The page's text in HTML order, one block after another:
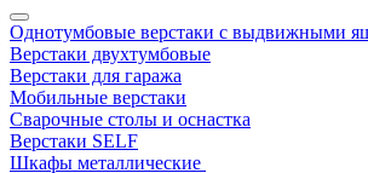
Однотумбовые верстаки с выдвижными
Верстаки двухтумбовые
Верстаки для гаража
Мобильные верстаки
Сварочные столы и оснастка
Верстаки SELF
Шкафы металлические